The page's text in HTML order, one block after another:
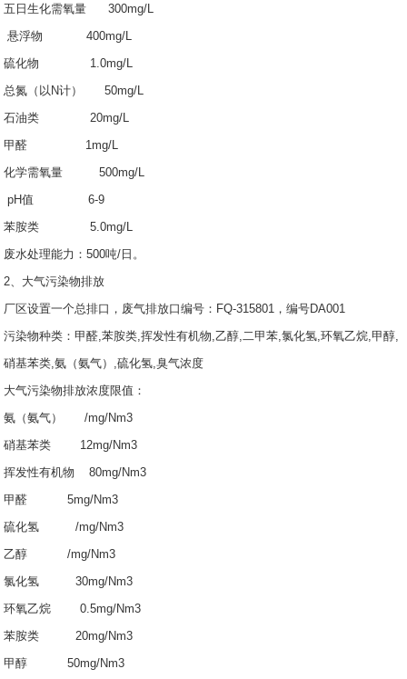
五日生化需氧量 300mg/L
悬浮物 400mg/L
硫化物 1.0mg/L
总氮（以N计） 50mg/L
石油类 20mg/L
甲醛 1mg/L
化学需氧量 500mg/L
pH值 6-9
苯胺类 5.0mg/L
废水处理能力：500吨/日。
2、大气污染物排放
厂区设置一个总排口，废气排放口编号：FQ-315801，编号DA001
污染物种类：甲醛,苯胺类,挥发性有机物,乙醇,二甲苯,氯化氢,环氧乙烷,甲醇,
硝基苯类,氨（氨气）,硫化氢,臭气浓度
大气污染物排放浓度限值：
氨（氨气） /mg/Nm3
硝基苯类 12mg/Nm3
挥发性有机物 80mg/Nm3
甲醛 5mg/Nm3
硫化氢 /mg/Nm3
乙醇 /mg/Nm3
氯化氢 30mg/Nm3
环氧乙烷 0.5mg/Nm3
苯胺类 20mg/Nm3
甲醇 50mg/Nm3